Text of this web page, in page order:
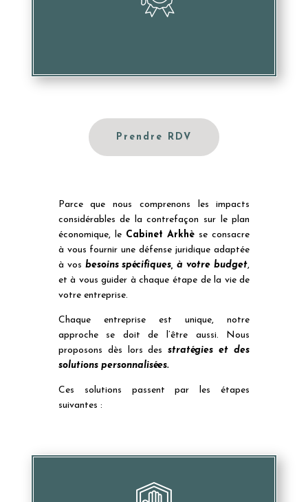
Nuire à votre image et votre réputation
Prendre RDV
Parce que nous comprenons les impacts
considérables de la contrefaçon sur le plan
économique, le Cabinet Arkhè se consacre
à vous fournir une défense juridique adaptée
à vos besoins spécifiques, à votre budget,
et à vous guider à chaque étape de la vie de
votre entreprise.
Chaque entreprise est unique, notre
approche se doit de l’être aussi. Nous
proposons dès lors desstratégies et des
solutions personnalisées.
Ces solutions passent par les étapes
suivantes :